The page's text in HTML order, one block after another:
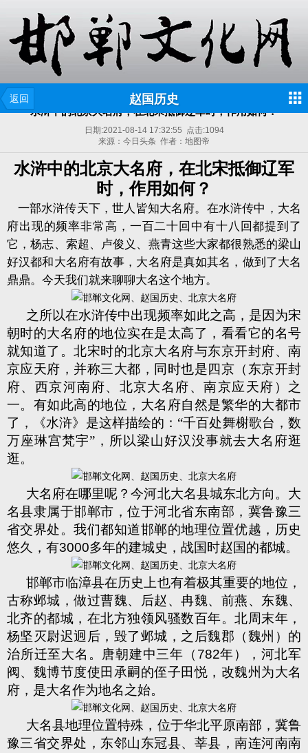
返回 赵国历史
水浒中的北京大名府，在北宋抵御辽军时，作用如何？
日期:2021-08-14 17:32:55 点击:1094
来源：今日头条 作者：地图帝
水浒中的北京大名府，在北宋抵御辽军
时，作用如何？
一部水浒传天下，世人皆知大名府。在水浒传中，大名
府出现的频率非常高，一百二十回中有十八回都提到了
它，杨志、索超、卢俊义、燕青这些大家都很熟悉的梁山
好汉都和大名府有故事，大名府是真如其名，做到了大名
鼎鼎。今天我们就来聊聊大名这个地方。
之所以在水浒传中出现频率如此之高，是因为宋
朝时的大名府的地位实在是太高了，看看它的名号
就知道了。北宋时的北京大名府与东京开封府、南
京应天府，并称三大都，同时也是四京（东京开封
府、西京河南府、北京大名府、南京应天府）之
一。有如此高的地位，大名府自然是繁华的大都市
了，《水浒》是这样描绘的：“千百处舞榭歌台，数
万座琳宫梵宇”，所以梁山好汉没事就去大名府逛
逛。
大名府在哪里呢？今河北大名县城东北方向。大
名县隶属于邯郸市，位于河北省东南部，冀鲁豫三
省交界处。我们都知道邯郸的地理位置优越，历史
悠久，有3000多年的建城史，战国时赵国的都城。
邯郸市临漳县在历史上也有着极其重要的地位，
古称邺城，做过曹魏、后赵、冉魏、前燕、东魏、
北齐的都城，在北方独领风骚数百年。北周末年，
杨坚灭尉迟迥后，毁了邺城，之后魏郡（魏州）的
治所迁至大名。唐朝建中三年（ 782年），河北军
阀、魏博节度使田承嗣的侄子田悦，改魏州为大名
府，是大名作为地名之始。
大名县地理位置特殊，位于华北平原南部，冀鲁
豫三省交界处，东邻山东冠县、莘县，南连河南南